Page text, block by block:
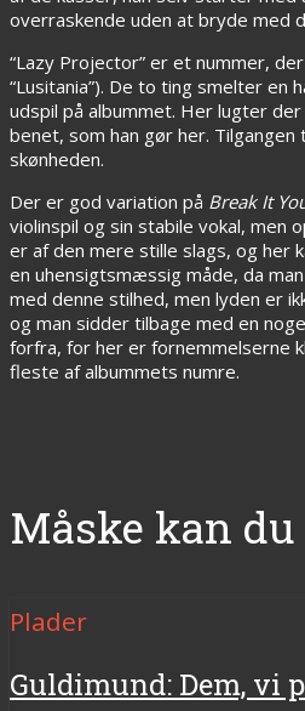
overraskende uden at bryde med
“Lazy Projector” er et nummer,
“Lusitania”). De to ting smelter en
udspil på albummet. Her lugter
benet, som han gør her.
skønheden.
Der er god variation på Break It
violinspil og sin stabile vokal,
er af den mere stille slags, og her
en uhensigtsmæssig måde, da
med denne stilhed, men lyden er
og man sidder tilbage med en
forfra, for her er fornemmelserne
fleste af albummets numre.
Måske kan
Plader
Guldimund: Dem, vi